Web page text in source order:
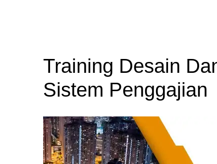
Training Desain
Sistem Penggajian